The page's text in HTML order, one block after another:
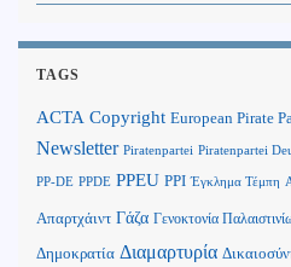
TAGS
ACTA Copyright European Pirate
Newsletter Piratenpartei Piratenpartei
PP-DE PPDE PPEU PPI Έγκλημα Τέμπη
Απαρτχάιντ Γάζα Γενοκτονία
Δημοκρατία Διαμαρτυρία